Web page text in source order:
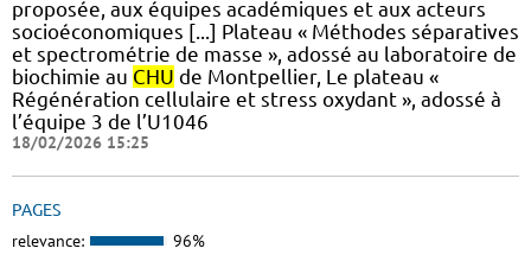
proposée, aux équipes académiques et aux acteurs
socioéconomiques [...] Plateau « Méthodes séparatives
et spectrométrie de masse », adossé au laboratoire de
biochimie au CHU de Montpellier, Le plateau «
Régénération cellulaire et stress oxydant », adossé à
l’équipe 3 de l’U1046
18/02/2026 15:25
PAGES
relevance: 96%